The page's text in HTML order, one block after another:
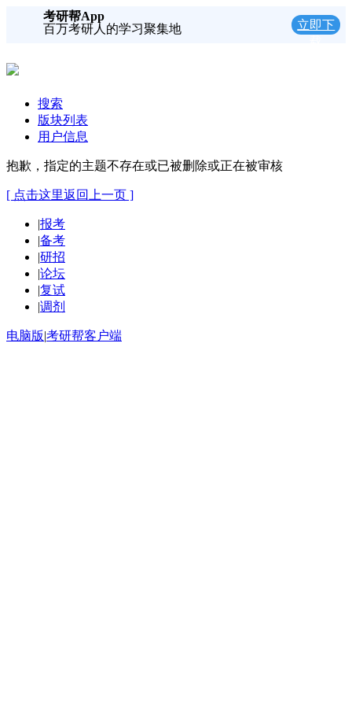
考研帮App
百万考研人的学习聚集地
立即下
搜索
版块列表
用户信息
抱歉，指定的主题不存在或已被删除或正在被审核
[ 点击这里返回上一页 ]
|报考
|备考
|研招
|论坛
|复试
|调剂
电脑版|考研帮客户端